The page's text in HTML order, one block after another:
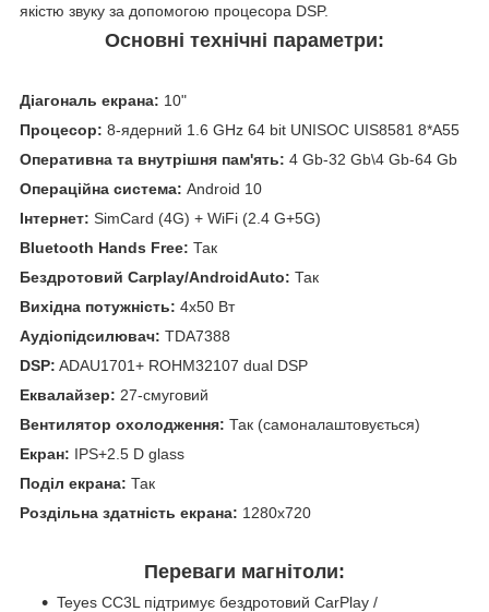
якістю звуку за допомогою процесора DSP.
Основні технічні параметри:
Діагональ екрана: 10"
Процесор: 8-ядерний 1.6 GHz 64 bit UNISOC UIS8581 8*A55
Оперативна та внутрішня пам'ять: 4 Gb-32 Gb\4 Gb-64 Gb
Операційна система: Android 10
Інтернет: SimCard (4G) + WiFi (2.4 G+5G)
Bluetooth Hands Free: Так
Бездротовий Carplay/AndroidAuto: Так
Вихідна потужність: 4x50 Вт
Аудіопідсилювач: TDA7388
DSP: ADAU1701+ ROHM32107 dual DSP
Еквалайзер: 27-смуговий
Вентилятор охолодження: Так (самоналаштовується)
Екран: IPS+2.5 D glass
Поділ екрана: Так
Роздільна здатність екрана: 1280x720
Переваги магнітоли:
Teyes CC3L підтримує бездротовий CarPlay /